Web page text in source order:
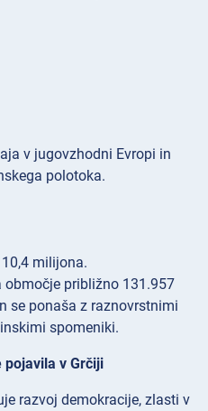
v jugovzhodni Evropi in
polotoka.
milijona.
območje približno 131.957
se ponaša z raznovrstnimi
spomeniki.
pojavila v Grčiji
razvoj demokracije, zlasti v